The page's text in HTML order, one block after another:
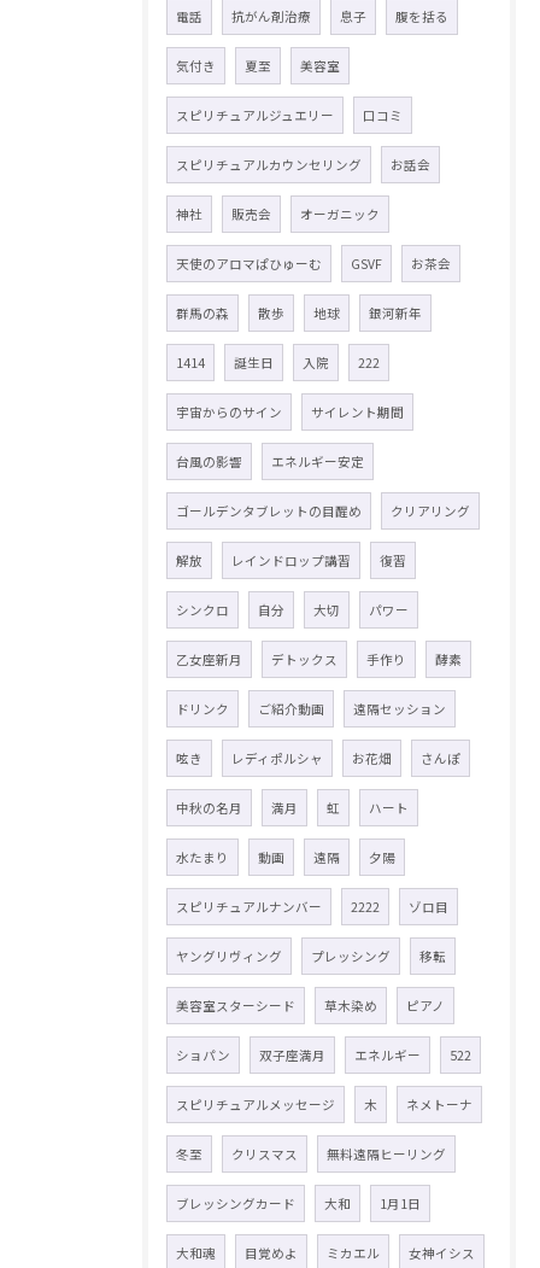
電話 抗がん剤治療 息子 腹を括る
気付き 夏至 美容室
スピリチュアルジュエリー 口コミ
スピリチュアルカウンセリング お話会
神社 販売会 オーガニック
天使のアロマぱひゅーむ GSVF お茶会
群馬の森 散歩 地球 銀河新年
1414 誕生日 入院 222
宇宙からのサイン サイレント期間
台風の影響 エネルギー安定
ゴールデンタブレットの目醒め クリアリング
解放 レインドロップ講習 復習
シンクロ 自分 大切 パワー
乙女座新月 デトックス 手作り 酵素
ドリンク ご紹介動画 遠隔セッション
呟き レディポルシャ お花畑 さんぽ
中秋の名月 満月 虹 ハート
水たまり 動画 遠隔 夕陽
スピリチュアルナンバー 2222 ゾロ目
ヤングリヴィング プレッシング 移転
美容室スターシード 草木染め ピアノ
ショパン 双子座満月 エネルギー 522
スピリチュアルメッセージ 木 ネメトーナ
冬至 クリスマス 無料遠隔ヒーリング
ブレッシングカード 大和 1月1日
大和魂 目覚めよ ミカエル 女神イシス